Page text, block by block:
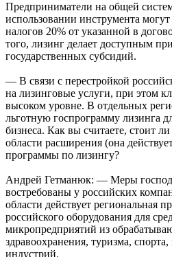
Предприниматели на общей
использовании инструмента
налогов 20% от указанной в
того, лизинг делает доступным
государственных субсидий.
— В связи с перестройкой
на лизинговые услуги, при этом
высоком уровне. В отдельных
льготную госпрограмму лизинга
бизнеса. Как вы считаете, стоит
области расширения (она
программы по лизингу?
Андрей Гетманюк: — Меры
востребованы у российских
области действует региональная
российского оборудования для
микропредприятий из
здравоохранения, туризма,
индустрий.